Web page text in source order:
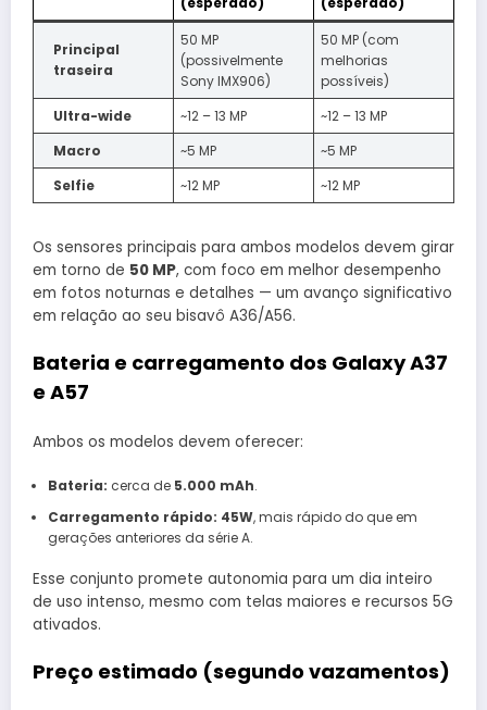
Principal
traseira
50 MP
(possivelmente
Sony IMX906)
50 MP (com
melhorias
possíveis)
Ultra-wide
~12 – 13 MP
~12 – 13 MP
Macro
~5 MP
~5 MP
Selfie
~12 MP ~12 MP
Os sensores principais para ambos modelos devem girar
em torno de 50 MP, com foco em melhor desempenho
em fotos noturnas e detalhes — um avanço significativo
em relação ao seu bisavô A36/A56.
Bateria e carregamento dos Galaxy A37
e A57
Ambos os modelos devem oferecer:
Bateria: cerca de 5.000 mAh.
Carregamento rápido: 45W, mais rápido do que em
gerações anteriores da série A.
Esse conjunto promete autonomia para um dia inteiro
de uso intenso, mesmo com telas maiores e recursos 5G
ativados.
Preço estimado (segundo vazamentos)